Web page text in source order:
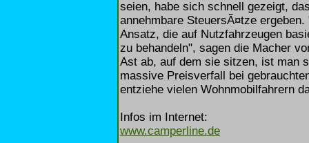
seien, habe sich schnell gezeigt,
annehmbare SteuersÃ¤tze
Ansatz, die auf Nutzfahrzeugen
zu behandeln", sagen die Macher
Ast ab, auf dem sie sitzen, ist man
massive Preisverfall bei
entziehe vielen Wohnmobilfahrern
Infos im Internet:
www.camperline.de